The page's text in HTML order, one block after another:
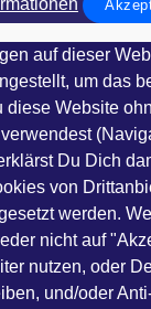
auf dieser
um das
diese Website
Du Dich
von
werden.
nicht auf
nutzen, oder
und/oder